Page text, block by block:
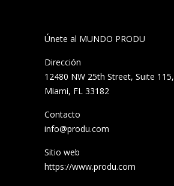
Únete al MUNDO PRODU
Dirección
12480 NW 25th Street, Suite 115,
Miami, FL 33182
Contacto
info@produ.com
Sitio web
https://www.produ.com